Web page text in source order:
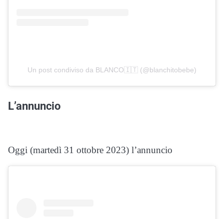
Un post condiviso da BLANCO🇮🇹 (@blanchitobebe)
L’annuncio
Oggi (martedì 31 ottobre 2023) l’annuncio